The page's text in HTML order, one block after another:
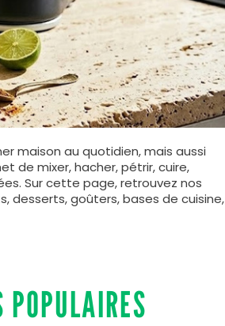
maison au quotidien, mais aussi
de mixer, hacher, pétrir, cuire,
Sur cette page, retrouvez nos
desserts, goûters, bases de cuisine,